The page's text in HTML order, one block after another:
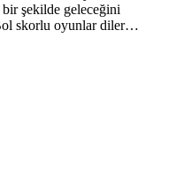
bir şekilde geleceğini
skorlu oyunlar diler…